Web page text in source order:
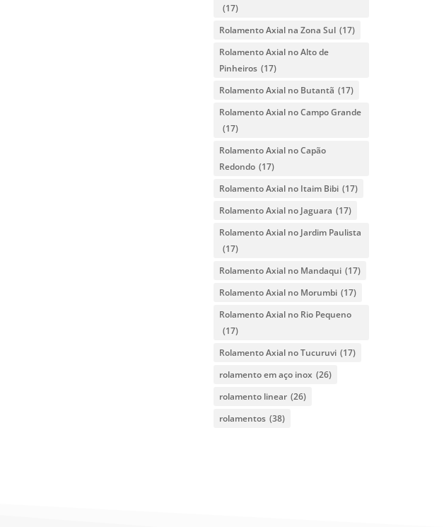
(17)
Rolamento Axial na Zona Sul (17)
Rolamento Axial no Alto de
Pinheiros (17)
Rolamento Axial no Butantã (17)
Rolamento Axial no Campo Grande
(17)
Rolamento Axial no Capão
Redondo (17)
Rolamento Axial no Itaim Bibi (17)
Rolamento Axial no Jaguara (17)
Rolamento Axial no Jardim Paulista
(17)
Rolamento Axial no Mandaqui (17)
Rolamento Axial no Morumbi (17)
Rolamento Axial no Rio Pequeno
(17)
Rolamento Axial no Tucuruvi (17)
rolamento em aço inox (26)
rolamento linear (26)
rolamentos (38)